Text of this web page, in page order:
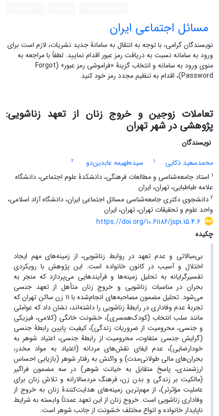
مسائل اجتماعی ایران
نویسندگان گرامی، با توجه به انتقال به سامانۀ جدید نشریات، لازم است برای
ورود به سامانه نسبت به دریافت رمز عبور اقدام نمایید. لطفاً با مراجعه به
منوی ورود به سامانه و انتخاب گزینۀ «فراموشی رمز عبور» (Forgot
Password)، اقدام به تنظیم مجدد رمز خود کنید.
تعاملات زوجین و خروج زنان از تعهد زناشویی:
پژوهشی در شهر تهران
نویسندگان
محمدسعید ذکایی
1 سیده‌فهیمه عابدین‌دو
2
1 استاد جامعه‌شناسی و مطالعات فرهنگی، دانشکدۀ علوم اجتماعی، دانشگاه
علامه طباطبایی، تهران، ایران
2 دانشجوی دکتری جامعه‌شناسی مسائل اجتماعی ایران، دانشگاه آزاد اسلامی،
واحد علوم و تحقیقات تهران، تهران، ایران
https://doi.org/10.61186/jspi.15.4.6
چکیده
بی‌مبالاتی و عدم تعهد در روابط زناشویی، از زمینه‌های مهم ایجاد
اختلال و آسیب در کانون خانواده است. این پژوهش با رویکردی
تفسیرگرایانه به تحلیل زمینه‌ها و فرآیندهایی می‌پردازد که منجر به
بحران در مناسبات زناشویی و خروج زنان متأهل از تعهد جنسی
می‌شود. تحلیل مضمون مصاحبه‌های انجام‌شده با ۱۱ زن ساکن تهران که
تجربۀ عدم وفاداری در رابطۀ زناشویی را داشته‌اند، نشان داد که عواملی
مانند سلب انتخاب (کودک‌همسری)، خشونت خانگی (کلامی، فیزیکی
و جنسی، محرومیت از ضروریات زندگی)، کیفیت پایین رابطۀ جنسی
(گرایش جنسی متفاوت، محرومیت از رابطۀ جنسی، اعتیاد شوهر به
خودارضایی)، عدم ایفای نقش‌های مردانه (اعتیاد به مواد مخدر،
بحران‌های مالی طولانی‌مدت) و واکنش به رفتار شوهر (بازیابی احساس
ارزشمندی، پاسخ متقابل به خیانت شوهر) در سه مضمون فراگیر
(مالکیت بر زندگی و بدن زن، فرهنگ مردسالارانه و تلاش زنان برای
عاملیت مؤثرتر)، از مهم‌ترین زمینه‌های هدایت‌کنندۀ زنان به خروج از
وفاداری زناشویی است. خروج زنان از این تعهد عمدتاً وابسته به شرایط
ناپایدار خانواده و انواع مختلفخشونت از جانب شوهر است.